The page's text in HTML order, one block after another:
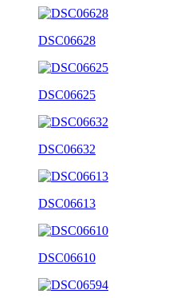
DSC06628
DSC06625
DSC06632
DSC06613
DSC06610